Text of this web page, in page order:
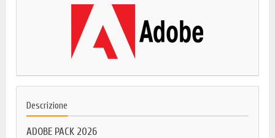
Descrizione
ADOBE PACK 2026